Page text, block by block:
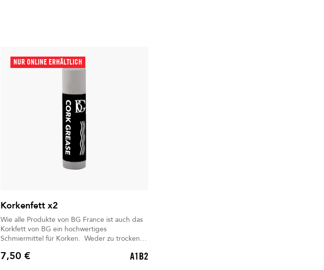
NUR ONLINE ERHÄLTLICH
Korkenfett x2
Wie alle Produkte von BG France ist auch das
Korkfett von BG ein hochwertiges
Schmiermittel für Korken. Weder zu trocken
zwischen verschiedenen Teilen des
Preis
7,50 € A1B2